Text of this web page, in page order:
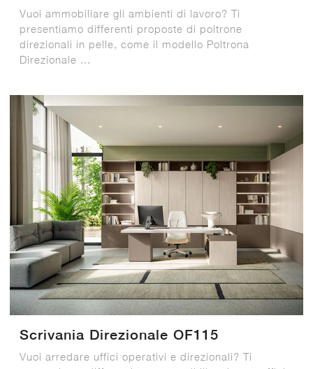
Vuoi ammobiliare gli ambienti di lavoro? Ti
presentiamo differenti proposte di poltrone
direzionali in pelle, come il modello Poltrona
Direzionale ...
Scrivania Direzionale OF115
Vuoi arredare uffici operativi e direzionali? Ti